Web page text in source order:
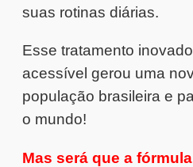
suas rotinas diárias.
Esse tratamento
acessível gerou uma
população brasileira e
o mundo!
Mas será que a